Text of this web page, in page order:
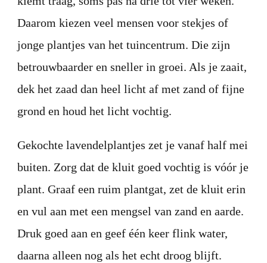
Daarom kiezen veel mensen voor stekjes of
jonge plantjes van het tuincentrum. Die zijn
betrouwbaarder en sneller in groei. Als je zaait,
dek het zaad dan heel licht af met zand of fijne
grond en houd het licht vochtig.
Gekochte lavendelplantjes zet je vanaf half mei
buiten. Zorg dat de kluit goed vochtig is vóór je
plant. Graaf een ruim plantgat, zet de kluit erin
en vul aan met een mengsel van zand en aarde.
Druk goed aan en geef één keer flink water,
daarna alleen nog als het echt droog blijft.